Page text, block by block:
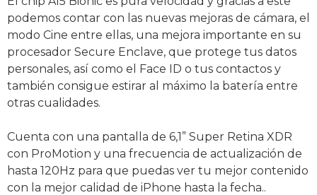
podemos contar con las nuevas mejoras de cámara, el
modo Cine entre ellas, una mejora importante en su
procesador Secure Enclave, que protege tus datos
personales, así como el Face ID o tus contactos y
también consigue estirar al máximo la batería entre
otras cualidades.
Cuenta con una pantalla de 6,1” Super Retina XDR
con ProMotion y una frecuencia de actualización de
hasta 120Hz para que puedas ver tu mejor contenido
con la mejor calidad de iPhone hasta la fecha..